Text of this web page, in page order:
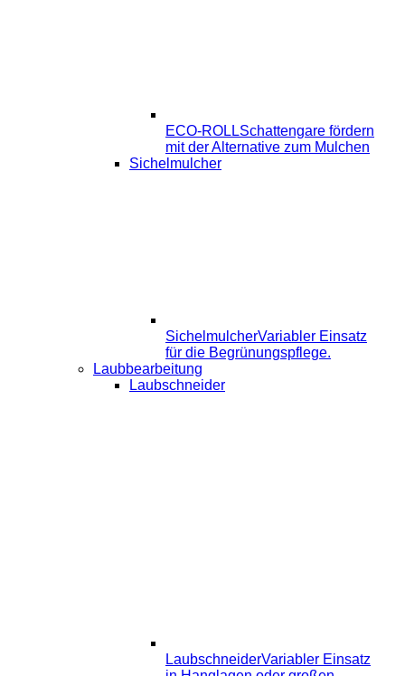
ECO-ROLLSchattengare fördern
mit der Alternative zum Mulchen
Sichelmulcher
SichelmulcherVariabler Einsatz
für die Begrünungspflege.
Laubbearbeitung
Laubschneider
LaubschneiderVariabler Einsatz